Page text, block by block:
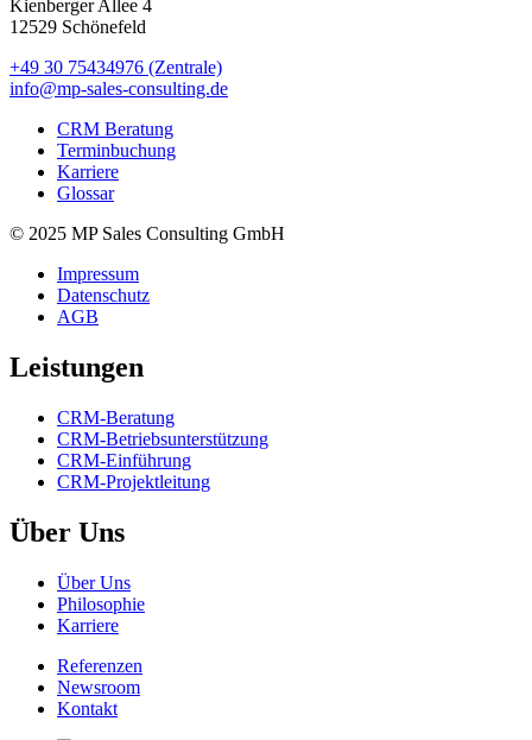
Kienberger Allee 4
12529 Schönefeld
+49 30 75434976 (Zentrale)
info@mp-sales-consulting.de
CRM Beratung
Terminbuchung
Karriere
Glossar
© 2025 MP Sales Consulting GmbH
Impressum
Datenschutz
AGB
Leistungen
CRM-Beratung
CRM-Betriebsunterstützung
CRM-Einführung
CRM-Projektleitung
Über Uns
Über Uns
Philosophie
Karriere
Referenzen
Newsroom
Kontakt